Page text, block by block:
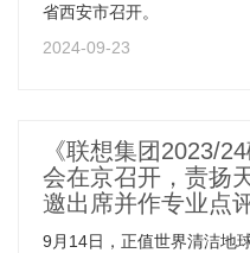
省西安市召开。
2024-09-23
《联想集团2023/
会在京召开，责扬
邀出席并作专业点
9月14日，正值世界清洁地